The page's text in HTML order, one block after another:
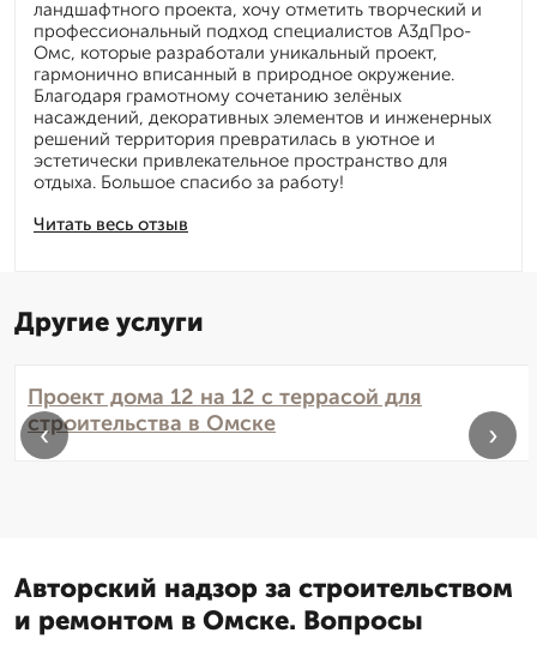
Читать весь отзыв
ландшафтного проекта, хочу отметить творческий и
профессиональный подход специалистов А3дПро-
Омс, которые разработали уникальный проект,
гармонично вписанный в природное окружение.
Благодаря грамотному сочетанию зелёных
насаждений, декоративных элементов и инженерных
решений территория превратилась в уютное и
эстетически привлекательное пространство для
отдыха. Большое спасибо за работу!
Другие услуги
Проект дома 12 на 12 с террасой для
строительства в Омске
‹ ›
Авторский надзор за строительством
и ремонтом в Омске. Вопросы